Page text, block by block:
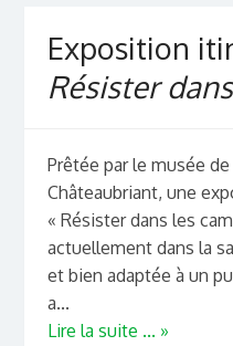
Exposition
Résister
Prêtée par le musée
Châteaubriant, une
« Résister dans les
actuellement dans la
et bien adaptée à un
a...
Lire la suite ... »